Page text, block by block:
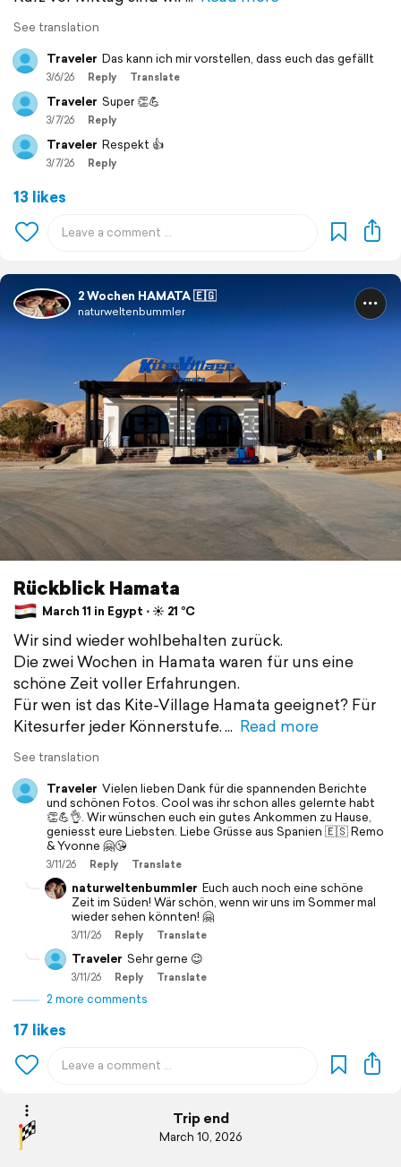
See translation
Traveler Das kann ich mir vorstellen, dass euch das gefällt
3/6/26 Reply Translate
Traveler Super 👏💪
3/7/26 Reply
Traveler Respekt 👍
3/7/26 Reply
13 likes
2 Wochen HAMATA 🇪🇬
naturweltenbummler
Rückblick Hamata
March 11 in Egypt ⋅ ☀️ 21 °C
Wir sind wieder wohlbehalten zurück.
Die zwei Wochen in Hamata waren für uns eine
schöne Zeit voller Erfahrungen.
Für wen ist das Kite-Village Hamata geeignet? Für
Kitesurfer jeder Könnerstufe.
Read more
See translation
Traveler Vielen lieben Dank für die spannenden Berichte
und schönen Fotos. Cool was ihr schon alles gelernte habt
👏💪👌. Wir wünschen euch ein gutes Ankommen zu Hause,
geniesst eure Liebsten. Liebe Grüsse aus Spanien 🇪🇸 Remo
& Yvonne 🤗😘
3/11/26 Reply Translate
naturweltenbummler Euch auch noch eine schöne
Zeit im Süden! Wär schön, wenn wir uns im Sommer mal
wieder sehen könnten! 🤗
3/11/26 Reply Translate
Traveler Sehr gerne 😉
3/11/26 Reply Translate
2 more comments
17 likes
Trip end
March 10, 2026